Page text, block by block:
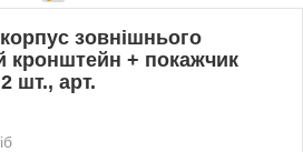
зовнішнього
кронштейн + покажчик
шт., арт.